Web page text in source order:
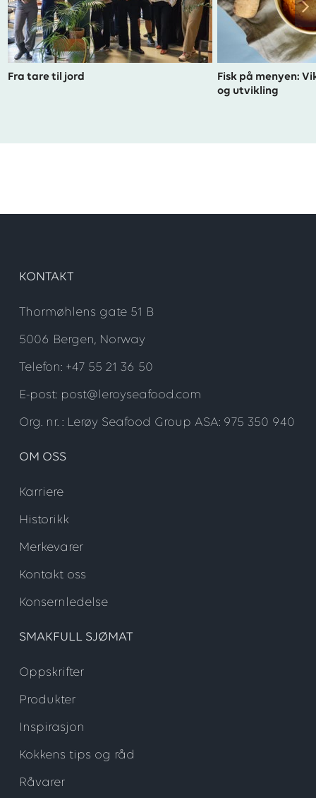
Fra tare til jord
Fisk på menyen:
og utvikling
KONTAKT
Thormøhlens gate 51 B
5006 Bergen, Norway
Telefon: +47 55 21 36 50
E-post: post@leroyseafood.com
Org. nr. : Lerøy Seafood Group ASA: 975 350 940
OM OSS
Karriere
Historikk
Merkevarer
Kontakt oss
Konsernledelse
SMAKFULL SJØMAT
Oppskrifter
Produkter
Inspirasjon
Kokkens tips og råd
Råvarer